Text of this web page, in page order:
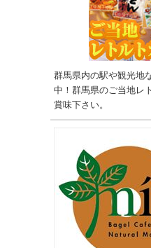
群馬県内の駅や観光地
中！群馬県のご当地レ
賞味下さい。